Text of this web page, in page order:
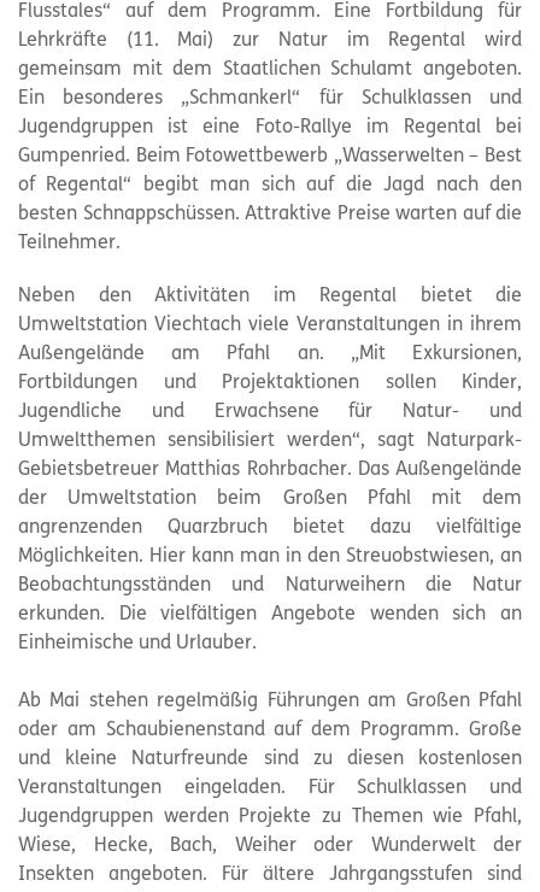
Flusstales“ auf dem Programm. Eine Fortbildung für
Lehrkräfte (11. Mai) zur Natur im Regental wird
gemeinsam mit dem Staatlichen Schulamt angeboten.
Ein besonderes „Schmankerl“ für Schulklassen und
Jugendgruppen ist eine Foto-Rallye im Regental bei
Gumpenried. Beim Fotowettbewerb „Wasserwelten – Best
of Regental“ begibt man sich auf die Jagd nach den
besten Schnappschüssen. Attraktive Preise warten auf die
Teilnehmer.
Neben den Aktivitäten im Regental bietet die
Umweltstation Viechtach viele Veranstaltungen in ihrem
Außengelände am Pfahl an. „Mit Exkursionen,
Fortbildungen und Projektaktionen sollen Kinder,
Jugendliche und Erwachsene für Natur- und
Umweltthemen sensibilisiert werden“, sagt
Naturpark-
Gebietsbetreuer Matthias Rohrbacher. Das Außengelände
der Umweltstation beim Großen Pfahl mit dem
angrenzenden Quarzbruch bietet dazu vielfältige
Möglichkeiten. Hier kann man in den Streuobstwiesen, an
Beobachtungsständen und Naturweihern die Natur
erkunden. Die vielfältigen Angebote wenden sich an
Einheimische und Urlauber.
Ab Mai stehen regelmäßig Führungen am Großen Pfahl
oder am Schaubienenstand auf dem Programm. Große
und kleine Naturfreunde sind zu diesen kostenlosen
Veranstaltungen eingeladen. Für Schulklassen und
Jugendgruppen werden Projekte zu Themen wie Pfahl,
Wiese, Hecke, Bach, Weiher oder Wunderwelt der
Insekten angeboten. Für ältere Jahrgangsstufen sind